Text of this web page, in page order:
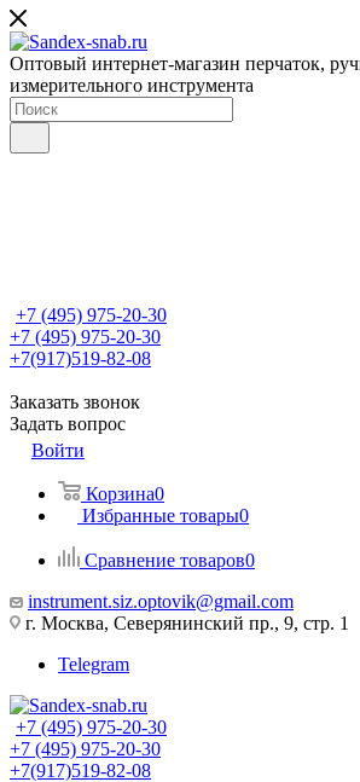
Оптовый интернет-магазин перчаток,
измерительного инструмента
+7 (495) 975-20-30
+7 (495) 975-20-30
+7(917)519-82-08
Заказать звонок
Задать вопрос
Войти
Корзина0
Избранные товары0
Сравнение товаров0
instrument.siz.optovik@gmail.com
г. Москва, Северянинский пр., 9, стр. 1
Telegram
+7 (495) 975-20-30
+7 (495) 975-20-30
+7(917)519-82-08